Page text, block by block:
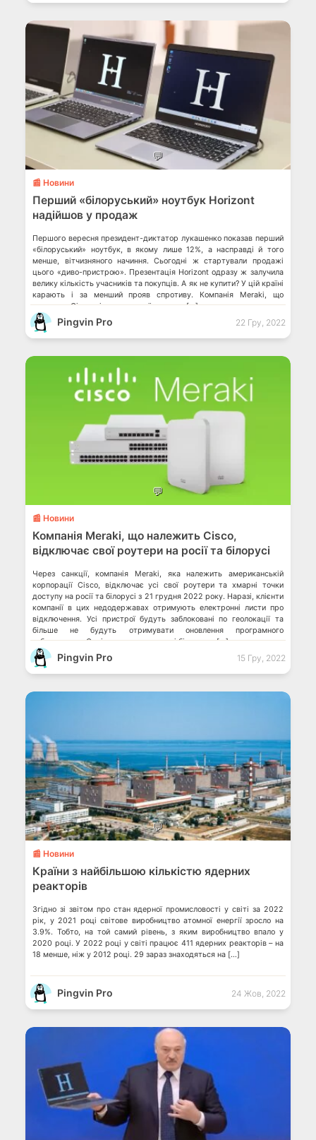
💬
📰 Новини
Перший «білоруський» ноутбук Horizont
надійшов у продаж
Першого вересня президент-диктатор лукашенко показав перший
«білоруський» ноутбук, в якому лише 12%, а насправді й того
менше, вітчизняного начиння. Сьогодні ж стартували продажі
цього «диво-пристрою». Презентація Horizont одразу ж залучила
велику кількість учасників та покупців. А як не купити? У цій країні
карають і за менший прояв спротиву. Компанія Meraki, що
належить Cisco, відключає свої роутери […]
Pingvin Pro 22 Гру, 2022
💬
📰 Новини
Компанія Meraki, що належить Cisco,
відключає свої роутери на росії та білорусі
Через санкції, компанія Meraki, яка належить американській
корпорації Cisco, відключає усі свої роутери та хмарні точки
доступу на росії та білорусі з 21 грудня 2022 року. Наразі, клієнти
компанії в цих недодержавах отримують електронні листи про
відключення. Усі пристрої будуть заблоковані по геолокації та
більше не будуть отримувати оновлення програмного
забезпечення. Окрім того, користувачі більше не […]
Pingvin Pro 15 Гру, 2022
💬
📰 Новини
Країни з найбільшою кількістю ядерних
реакторів
Згідно зі звітом про стан ядерної промисловості у світі за 2022
рік, у 2021 році світове виробництво атомної енергії зросло на
3.9%. Тобто, на той самий рівень, з яким виробництво впало у
2020 році. У 2022 році у світі працює 411 ядерних реакторів – на
18 менше, ніж у 2012 році. 29 зараз знаходяться на […]
Pingvin Pro 24 Жов, 2022